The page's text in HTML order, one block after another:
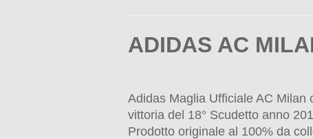
ADIDAS AC
Adidas Maglia Ufficiale AC Milan
vittoria del 18° Scudetto anno
Prodotto originale al 100% da